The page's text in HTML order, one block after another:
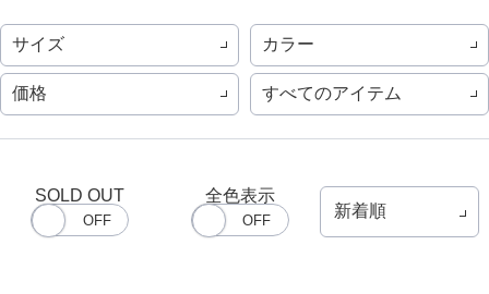
サイズ カラー
価格 すべてのアイテム
SOLD OUT 全色表示